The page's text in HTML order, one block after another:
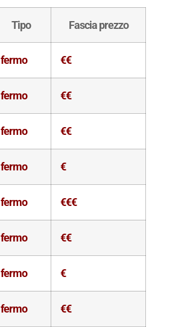
Tipo Fascia prezzo
fermo €€
fermo €€
fermo €€
fermo €
fermo €€€
fermo €€
fermo €
fermo €€